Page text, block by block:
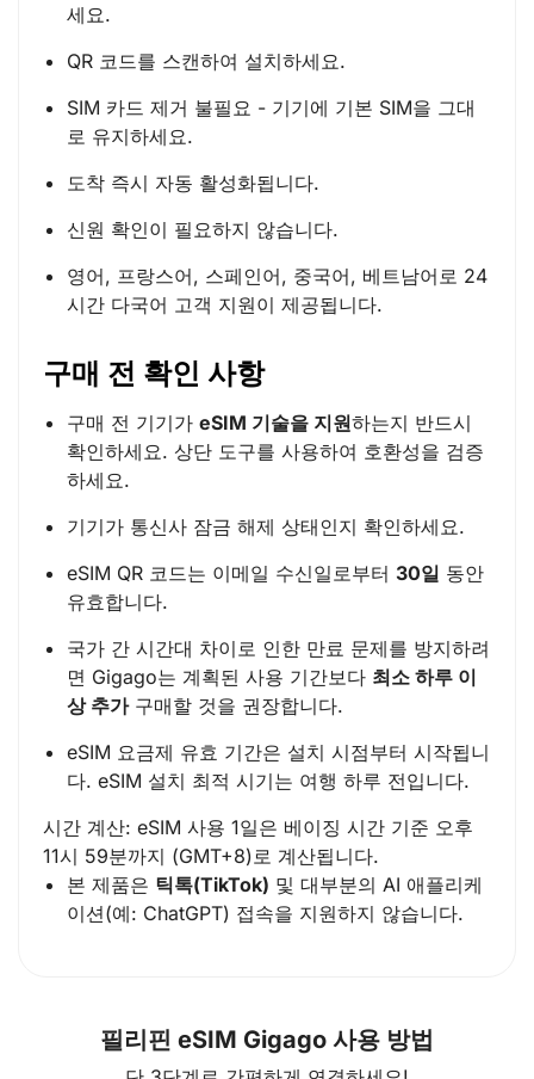
세요.
QR 코드를 스캔하여 설치하세요.
SIM 카드 제거 불필요 - 기기에 기본 SIM을 그대
로 유지하세요.
도착 즉시 자동 활성화됩니다.
신원 확인이 필요하지 않습니다.
영어, 프랑스어, 스페인어, 중국어, 베트남어로 24
시간 다국어 고객 지원이 제공됩니다.
구매 전 확인 사항
구매 전 기기가 eSIM 기술을 지원하는지 반드시
확인하세요. 상단 도구를 사용하여 호환성을 검증
하세요.
기기가 통신사 잠금 해제 상태인지 확인하세요.
eSIM QR 코드는 이메일 수신일로부터 30일 동안
유효합니다.
국가 간 시간대 차이로 인한 만료 문제를 방지하려
면 Gigago는 계획된 사용 기간보다 최소 하루 이
상 추가구매할 것을 권장합니다.
eSIM 요금제 유효 기간은 설치 시점부터 시작됩니
다. eSIM 설치 최적 시기는 여행 하루 전입니다.
시간 계산: eSIM 사용 1일은 베이징 시간 기준 오후
11시 59분까지 (GMT+8)로 계산됩니다.
본 제품은 틱톡(TikTok) 및 대부분의 AI 애플리케
이션(예: ChatGPT) 접속을 지원하지 않습니다.
필리핀 eSIM Gigago 사용 방법